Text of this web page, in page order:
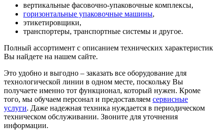
вертикальные фасовочно-упаковочные комплексы,
горизонтальные упаковочные машины,
этикетировщики,
транспортеры, транспортные системы и другое.
Полный ассортимент с описанием технических характеристик
Вы найдете на нашем сайте.
Это удобно и выгодно – заказать все оборудование для
технологической линии в одном месте, поскольку Вы
получаете именно тот функционал, который нужен. Кроме
того, мы обучаем персонал и предоставляем сервисные
услуги. Даже надежная техника нуждается в периодическом
техническом обслуживании. Звоните для уточнения
информации.